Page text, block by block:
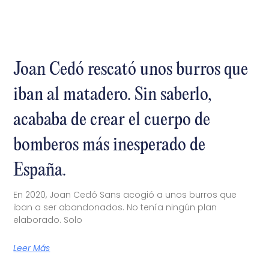
Joan Cedó rescató unos burros que
iban al matadero. Sin saberlo,
acababa de crear el cuerpo de
bomberos más inesperado de
España.
En 2020, Joan Cedó Sans acogió a unos burros que
iban a ser abandonados. No tenía ningún plan
elaborado. Solo
Leer Más